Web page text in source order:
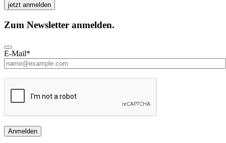
jetzt anmelden
Zum Newsletter anmelden.
E-Mail*
Anmelden